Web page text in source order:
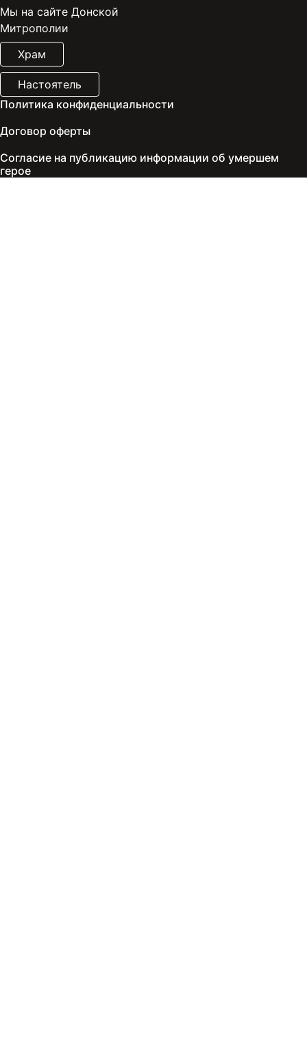
Мы на сайте Донской
Митрополии
Храм
Настоятель
Политика конфиденциальности
Договор оферты
Согласие на публикацию информации об умершем
герое